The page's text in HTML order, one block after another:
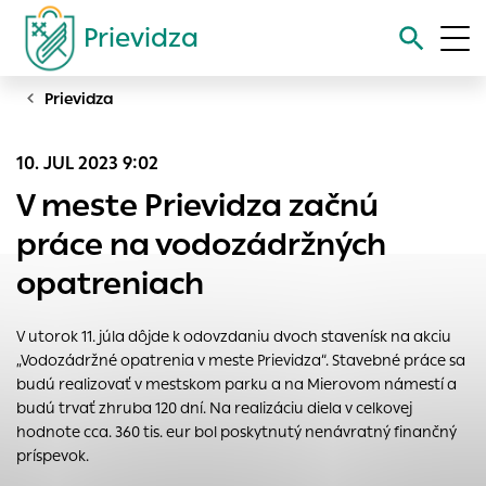
Prievidza
Vyhľadávanie
Prievidza
10. JUL 2023 9:02
V meste Prievidza začnú
práce na vodozádržných
opatreniach
V utorok 11. júla dôjde k odovzdaniu dvoch stavenísk na akciu
„Vodozádržné opatrenia v meste Prievidza“. Stavebné práce sa
budú realizovať v mestskom parku a na Mierovom námestí a
budú trvať zhruba 120 dní. Na realizáciu diela v celkovej
hodnote cca. 360 tis. eur bol poskytnutý nenávratný finančný
príspevok.
Nastavenie cookies
Cookies sú malé súbory, do ktorých webové stránky môžu
ukladať informácie o vašej aktivite a preferenciách.
Používajú sa napríklad k tomu, aby si webový prehliadač
zapamätoval Vaše prihlásenie alebo aby sa uložila Vaša
voľba v tomto okne.
Vyberte úroveň cookies, ktorú chcete povoliť
Technické cookies
Technické súbory cookie sú pre prevádzku nevyhnutné a
pomáhajú urobiť webové stránky uplatniteľnými tým, že